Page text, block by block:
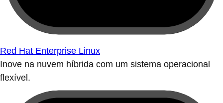
Red Hat Enterprise Linux
Inove na nuvem híbrida com um sistema operacional
flexível.